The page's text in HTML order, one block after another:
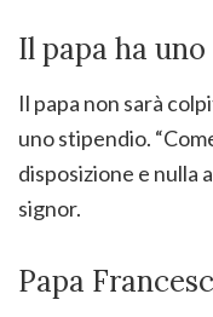
Il papa ha
Il papa non sarà
uno stipendio.
disposizione e nulla
signor.
Papa